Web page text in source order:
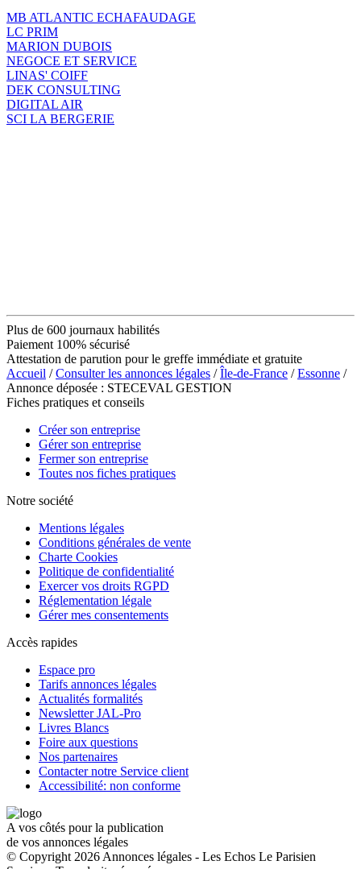
MB ATLANTIC ECHAFAUDAGE
LC PRIM
MARION DUBOIS
NEGOCE ET SERVICE
LINAS' COIFF
DEK CONSULTING
DIGITAL AIR
SCI LA BERGERIE
Plus de 600 journaux habilités
Paiement 100% sécurisé
Attestation de parution pour le greffe immédiate et gratuite
Accueil /Consulter les annonces légales /Île-de-France /Essonne /
Annonce déposée : STECEVAL GESTION
Fiches pratiques et conseils
Créer son entreprise
Gérer son entreprise
Fermer son entreprise
Toutes nos fiches pratiques
Notre société
Mentions légales
Conditions générales de vente
Charte Cookies
Politique de confidentialité
Exercer vos droits RGPD
Réglementation légale
Gérer mes consentements
Accès rapides
Espace pro
Tarifs annonces légales
Actualités formalités
Newsletter JAL-Pro
Livres Blancs
Foire aux questions
Nos partenaires
Contacter notre Service client
Accessibilité: non conforme
A vos côtés pour la publication
de vos annonces légales
© Copyright 2026 Annonces légales - Les Echos Le Parisien